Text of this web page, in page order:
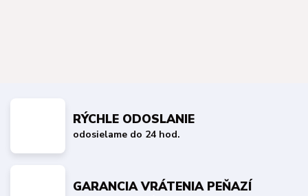
RÝCHLE ODOSLANIE
odosielame do 24 hod.
GARANCIA VRÁTENIA PEŇAZÍ